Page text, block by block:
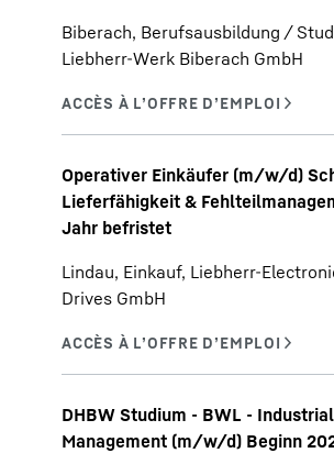
Biberach, Berufsausbildung /
Liebherr-Werk Biberach GmbH
Operativer Einkäufer (m/w/d)
Lieferfähigkeit &
Jahr befristet
Lindau, Einkauf, Liebherr-
Drives GmbH
DHBW Studium - BWL -
Management (m/w/d) Beginn